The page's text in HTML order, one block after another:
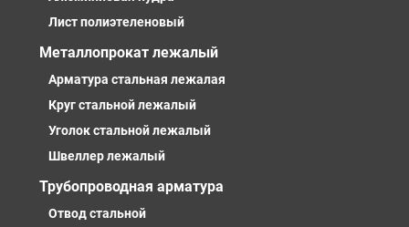
Лист полиэтеленовый
Металлопрокат лежалый
Арматура стальная лежалая
Круг стальной лежалый
Уголок стальной лежалый
Швеллер лежалый
Трубопроводная арматура
Отвод стальной